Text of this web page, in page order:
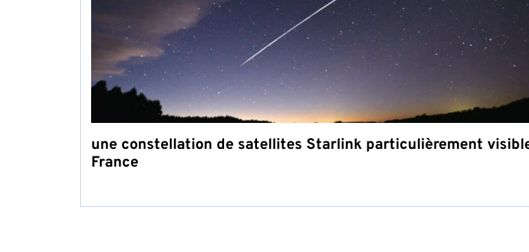
une constellation de satellites Starlink particulièrement
France